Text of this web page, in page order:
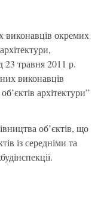
виконавців окремих
23 травня 2011 р.
виконавців
архітектури”
об’єктів, що
із середніми та